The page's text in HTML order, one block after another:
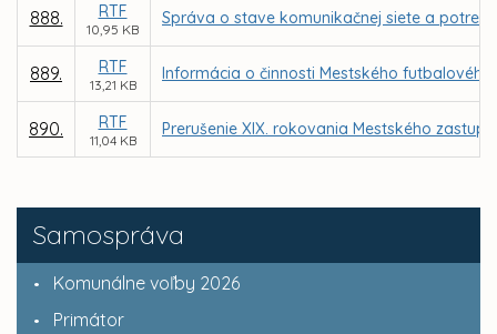
Samospráva
Komunálne voľby 2026
Primátor
888. RTF
10,95 KB
Správa o stave komunikačnej siete a
889. RTF
13,21 KB
Informácia o činnosti Mestského futbalového
890. RTF
11,04 KB
Prerušenie XIX. rokovania Mestského